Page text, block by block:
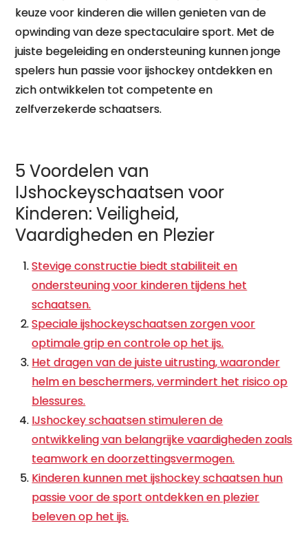
keuze voor kinderen die willen genieten van de
opwinding van deze spectaculaire sport. Met de
juiste begeleiding en ondersteuning kunnen jonge
spelers hun passie voor ijshockey ontdekken en
zich ontwikkelen tot competente en
zelfverzekerde schaatsers.
5 Voordelen van
IJshockeyschaatsen voor
Kinderen: Veiligheid,
Vaardigheden en Plezier
Stevige constructie biedt stabiliteit en
ondersteuning voor kinderen tijdens het
schaatsen.
Speciale ijshockeyschaatsen zorgen voor
optimale grip en controle op het ijs.
Het dragen van de juiste uitrusting, waaronder
helm en beschermers, vermindert het risico op
blessures.
IJshockey schaatsen stimuleren de
ontwikkeling van belangrijke vaardigheden zoals
teamwork en doorzettingsvermogen.
Kinderen kunnen met ijshockey schaatsen hun
passie voor de sport ontdekken en plezier
beleven op het ijs.